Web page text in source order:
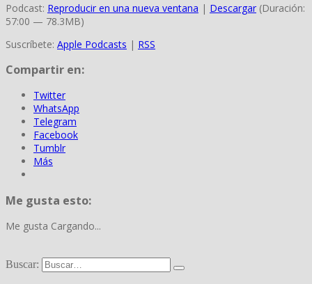
Podcast: Reproducir en una nueva ventana | Descargar (Duración:
57:00 — 78.3MB)
Suscríbete: Apple Podcasts | RSS
Compartir en:
Twitter
WhatsApp
Telegram
Facebook
Tumblr
Más
Me gusta esto:
Me gusta Cargando...
Buscar: